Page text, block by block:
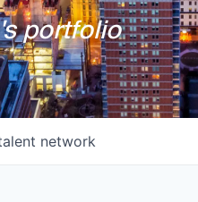
portfolio
network